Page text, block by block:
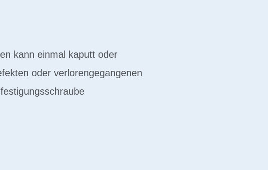
kann einmal kaputt oder
oder verlorengegangenen